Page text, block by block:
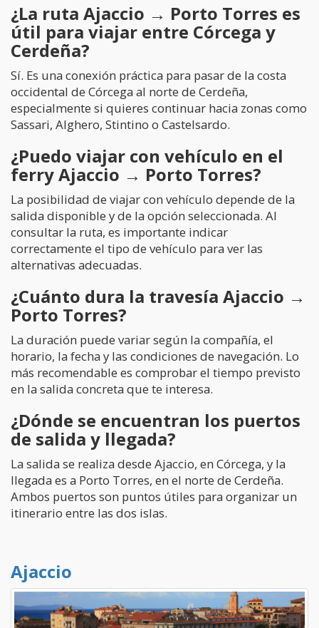
¿La ruta Ajaccio → Porto Torres es
útil para viajar entre Córcega y
Cerdeña?
Sí. Es una conexión práctica para pasar de la costa
occidental de Córcega al norte de Cerdeña,
especialmente si quieres continuar hacia zonas como
Sassari, Alghero, Stintino o Castelsardo.
¿Puedo viajar con vehículo en el
ferry Ajaccio → Porto Torres?
La posibilidad de viajar con vehículo depende de la
salida disponible y de la opción seleccionada. Al
consultar la ruta, es importante indicar
correctamente el tipo de vehículo para ver las
alternativas adecuadas.
¿Cuánto dura la travesía Ajaccio →
Porto Torres?
La duración puede variar según la compañía, el
horario, la fecha y las condiciones de navegación. Lo
más recomendable es comprobar el tiempo previsto
en la salida concreta que te interesa.
¿Dónde se encuentran los puertos
de salida y llegada?
La salida se realiza desde Ajaccio, en Córcega, y la
llegada es a Porto Torres, en el norte de Cerdeña.
Ambos puertos son puntos útiles para organizar un
itinerario entre las dos islas.
Ajaccio